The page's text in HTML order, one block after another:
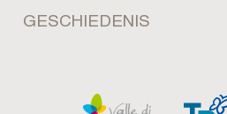
GESCHIEDENIS